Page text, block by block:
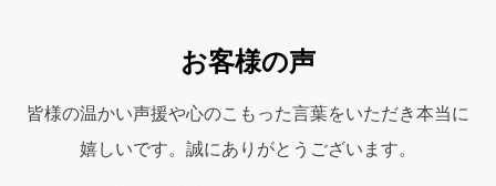
お客様の声
皆様の温かい声援や心のこもった言葉をいただき本当に
嬉しいです。誠にありがとうございます。